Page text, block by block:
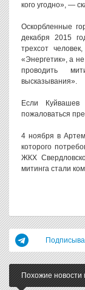
кого угодно», —
Оскорбленные
декабря 2015
трехсот
«Энергетик», а
проводить
высказывания».
Если
пожаловаться
4 ноября в
которого
ЖКХ
митинга стали
Похожие новости